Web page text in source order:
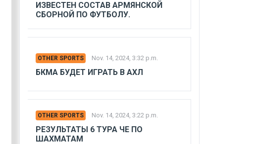
ИЗВЕСТЕН СОСТАВ АРМЯНСКОЙ
СБОРНОЙ ПО ФУТБОЛУ.
OTHER SPORTS Nov. 14, 2024, 3:32 p.m.
БКМА БУДЕТ ИГРАТЬ В АХЛ
OTHER SPORTS Nov. 14, 2024, 3:22 p.m.
РЕЗУЛЬТАТЫ 6 ТУРА ЧЕ ПО
ШАХМАТАМ